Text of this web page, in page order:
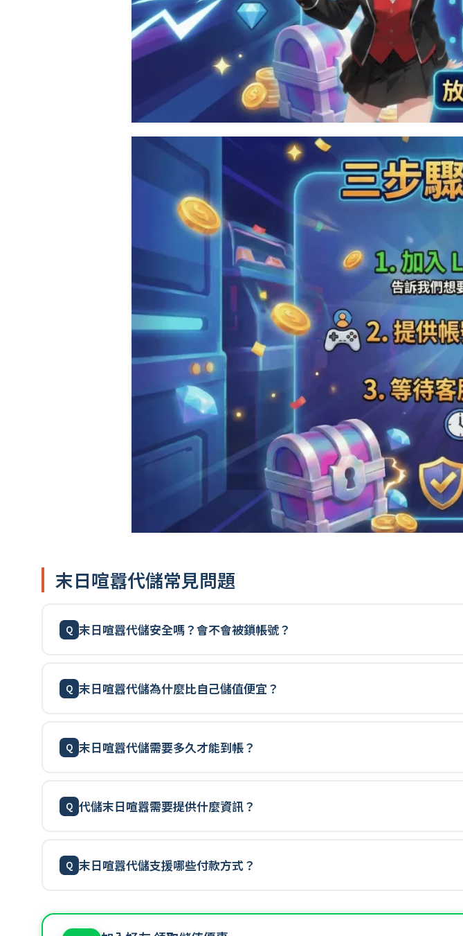
末日喧囂代儲常見問題
末日喧囂代儲安全嗎？會不會被鎖帳號？
末日喧囂代儲為什麼比自己儲值便宜？
末日喧囂代儲需要多久才能到帳？
代儲末日喧囂需要提供什麼資訊？
末日喧囂代儲支援哪些付款方式？